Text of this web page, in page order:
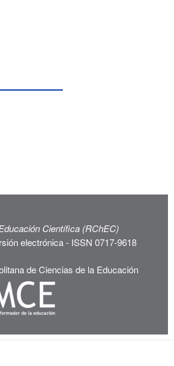
Científica (RChEC)
electrónica - ISSN 0717-9618
de Ciencias de la Educación